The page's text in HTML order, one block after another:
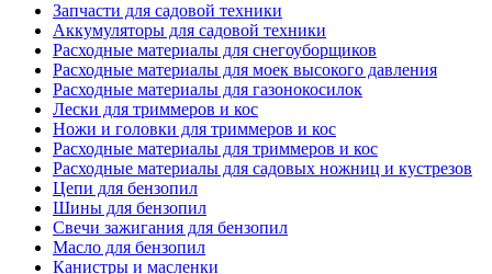
Запчасти для садовой техники
Аккумуляторы для садовой техники
Расходные материалы для снегоуборщиков
Расходные материалы для моек высокого давления
Расходные материалы для газонокосилок
Лески для триммеров и кос
Ножи и головки для триммеров и кос
Расходные материалы для триммеров и кос
Расходные материалы для садовых ножниц и кустрезов
Цепи для бензопил
Шины для бензопил
Свечи зажигания для бензопил
Масло для бензопил
Канистры и масленки